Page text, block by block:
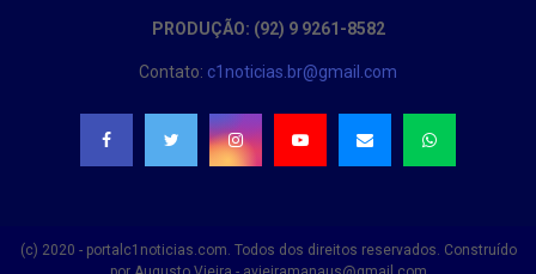
PRODUÇÃO: (92) 9 9261-8582
Contato: c1noticias.br@gmail.com
(c) 2020 - portalc1noticias.com. Todos dos direitos reservados. Construído